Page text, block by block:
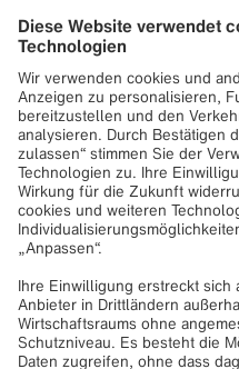
Die Kernkompetenz
informationsgeführten
Präzisions-
Vernetzung für den
und Wissen unter
Technologie werden
Bereich Radiochirurgie
zahlreichen
Neurochirurgie,
MKG- und
Das 1989 gegründete,
Unternehmen
Standorten weltweit